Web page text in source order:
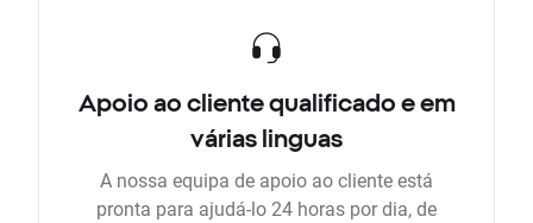
Apoio ao cliente qualificado e em
várias linguas
A nossa equipa de apoio ao cliente está
pronta para ajudá-lo 24 horas por dia, de